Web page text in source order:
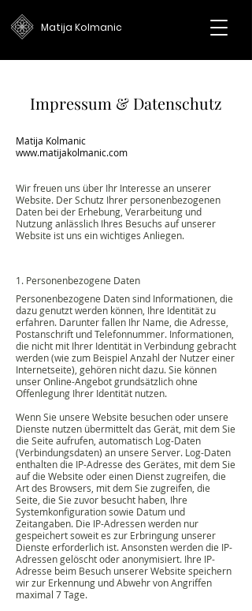
Matija Kolmanic
Impressum & Datenschutz
Matija Kolmanic
www.matijakolmanic.com
Wir freuen uns über Ihr Interesse an unserer
Website. Der Schutz Ihrer personenbezogenen
Daten bei der Erhebung, Verarbeitung und
Nutzung anlässlich Ihres Besuchs auf unserer
Website ist uns ein wichtiges Anliegen.
1. Personenbezogene Daten
Personenbezogene Daten sind Informationen, die
dazu genutzt werden können, Ihre Identität zu
erfahren. Darunter fallen Ihr Name, die Adresse,
Postanschrift und Telefonnummer. Informationen,
die nicht mit Ihrer Identität in Verbindung gebracht
werden (wie zum Beispiel Anzahl der Nutzer einer
Internetseite), gehören nicht dazu. Sie können
unser Online-Angebot grundsätzlich ohne
Offenlegung Ihrer Identität nutzen.
Wenn Sie unsere Website besuchen oder unsere
Dienste nutzen übermittelt das Gerät, mit dem Sie
die Seite aufrufen, automatisch Log-Daten
(Verbindungsdaten) an unsere Server. Log-Daten
enthalten die IP-Adresse des Gerätes, mit dem Sie
auf die Website oder einen Dienst zugreifen, die
Art des Browsers, mit dem Sie zugreifen, die
Seite, die Sie zuvor besucht haben, Ihre
Systemkonfiguration sowie Datum und
Zeitangaben. Die IP-Adressen werden nur
gespeichert soweit es zur Erbringung unserer
Dienste erforderlich ist. Ansonsten werden die IP-
Adressen gelöscht oder anonymisiert. Ihre IP-
Adresse beim Besuch unserer Website speichern
wir zur Erkennung und Abwehr von Angriffen
maximal 7 Tage.